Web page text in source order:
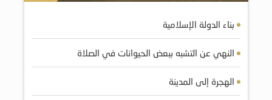
بناء الدولة الإسلامية
النهي عن التشبه ببعض الحيوانات في الصلاة
الهجرة إلى المدينة